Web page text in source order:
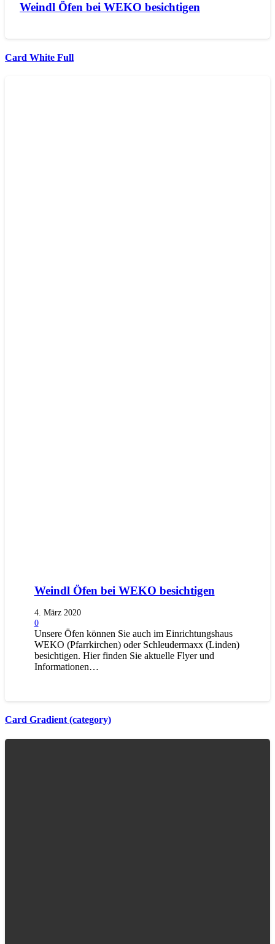
Weindl Öfen bei WEKO besichtigen
Card White Full
Weindl Öfen bei WEKO besichtigen
4. März 2020
0
Unsere Öfen können Sie auch im Einrichtungshaus
WEKO (Pfarrkirchen) oder Schleudermaxx (Linden)
besichtigen. Hier finden Sie aktuelle Flyer und
Informationen…
Card Gradient (category)